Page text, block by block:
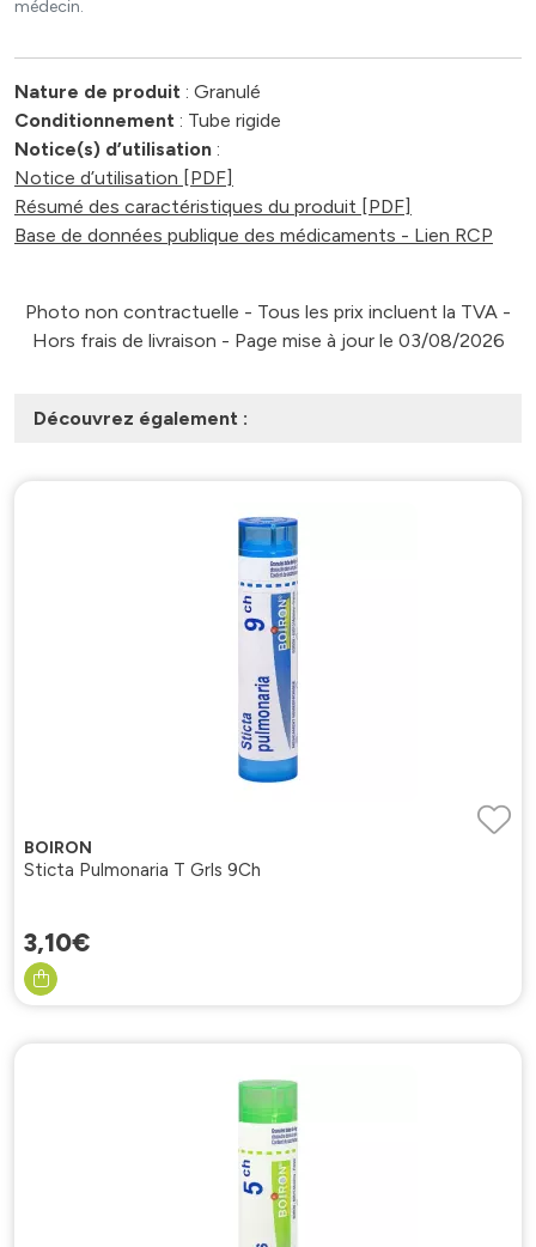
médecin.
Nature de produit : Granulé
Conditionnement : Tube rigide
Notice(s) d’utilisation :
Notice d’utilisation [PDF]
Résumé des caractéristiques du produit [PDF]
Base de données publique des médicaments - Lien RCP
Photo non contractuelle - Tous les prix incluent la TVA -
Hors frais de livraison - Page mise à jour le 03/08/2026
Découvrez également :
BOIRON
Sticta Pulmonaria T Grls 9Ch
3,10€